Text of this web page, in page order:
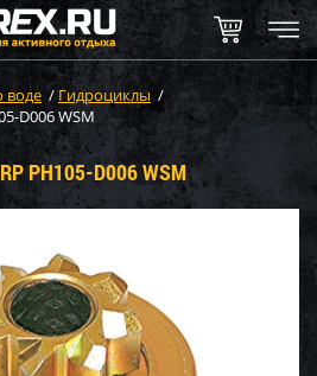
воде / Гидроциклы /
D006 WSM
PH105-D006 WSM